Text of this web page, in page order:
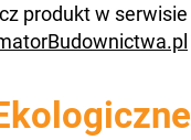
produkt w serwisie